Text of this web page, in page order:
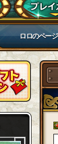
ロロのページ